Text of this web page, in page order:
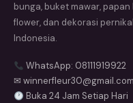
bunga, buket mawar,
flower, dan dekorasi
Indonesia.
WhatsApp: 08111919922
✉ winnerfleur30@gmail.com
Buka 24 Jam Setiap Hari